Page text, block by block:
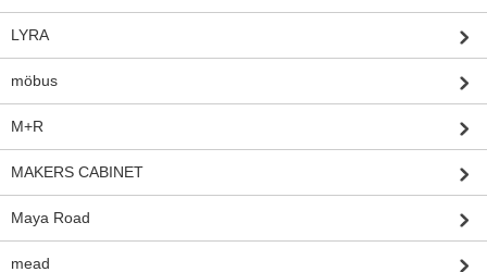
LYRA
möbus
M+R
MAKERS CABINET
Maya Road
mead